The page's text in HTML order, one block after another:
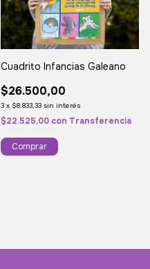
Cuadrito Infancias Galeano
$26.500,00
3 x $8.833,33 sin interés
$22.525,00 con Transferencia